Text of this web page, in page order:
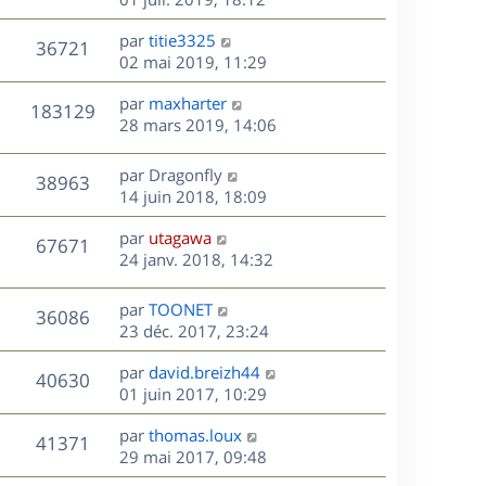
a
g
e
e
s
s
a
g
e
e
r
m
e
s
s
e
u
s
r
n
i
e
r
m
e
s
s
a
g
e
36721
u
e
D
e
r
n
i
e
r
m
e
s
s
e
par titie3325
02 mai 2019, 11:29
183129V
u
D
e
n
i
e
r
m
s
a
e
par maxharter
28 mars 2019, 14:06
38963V
u
D
e
r
n
i
e
r
m
e
s
s
a
g
e
par Dragonfly
14 juin 2018, 18:09
67671
u
e
D
e
n
i
e
r
m
e
s
s
a
par utagawa
24 janv. 2018, 14:32
36086V
u
D
e
r
n
i
e
r
m
e
par TOONET
23 déc. 2017, 23:24
40630V
u
D
e
r
n
i
e
par david.breizh44
01 juin 2017, 10:29
41371
u
D
e
r
par thomas.loux
29 mai 2017, 09:48